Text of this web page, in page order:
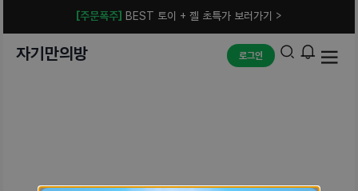
[주문폭주] BEST 토이 + 젤 초특가 보러가기 >
자기만의방 로그인